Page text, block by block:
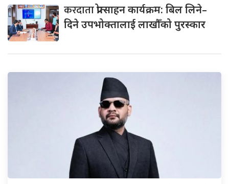
करदाताप्रोत्साहन कार्यक्रम: बिल लिने–
दिने उपभोक्तालाई लाखौँको पुरस्कार